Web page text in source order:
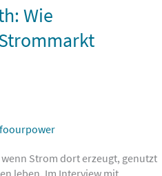
Wie
Strom dort erzeugt, genutzt